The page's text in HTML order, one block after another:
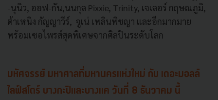
-นุนิว, ออฟ-กัน,นนกุล Pixxie, Trinity, เจเลอร์ กฤษณภูมิ,
ต้าเหนิง กัญญาวีร์, จูเน่ เพลินพิชญา และอีกมากมาย
พร้อมเซอไพรส์สุดพิเศษจากศิลปินระดับโลก
มหัศจรรย์ มหาศาลที่มหานครแห่งใหม่ กับ เดอะมอลล์
ไลฟ์สโตร์ บางกะปิและบางแค วันที่ 8 ธันวาคม นี้